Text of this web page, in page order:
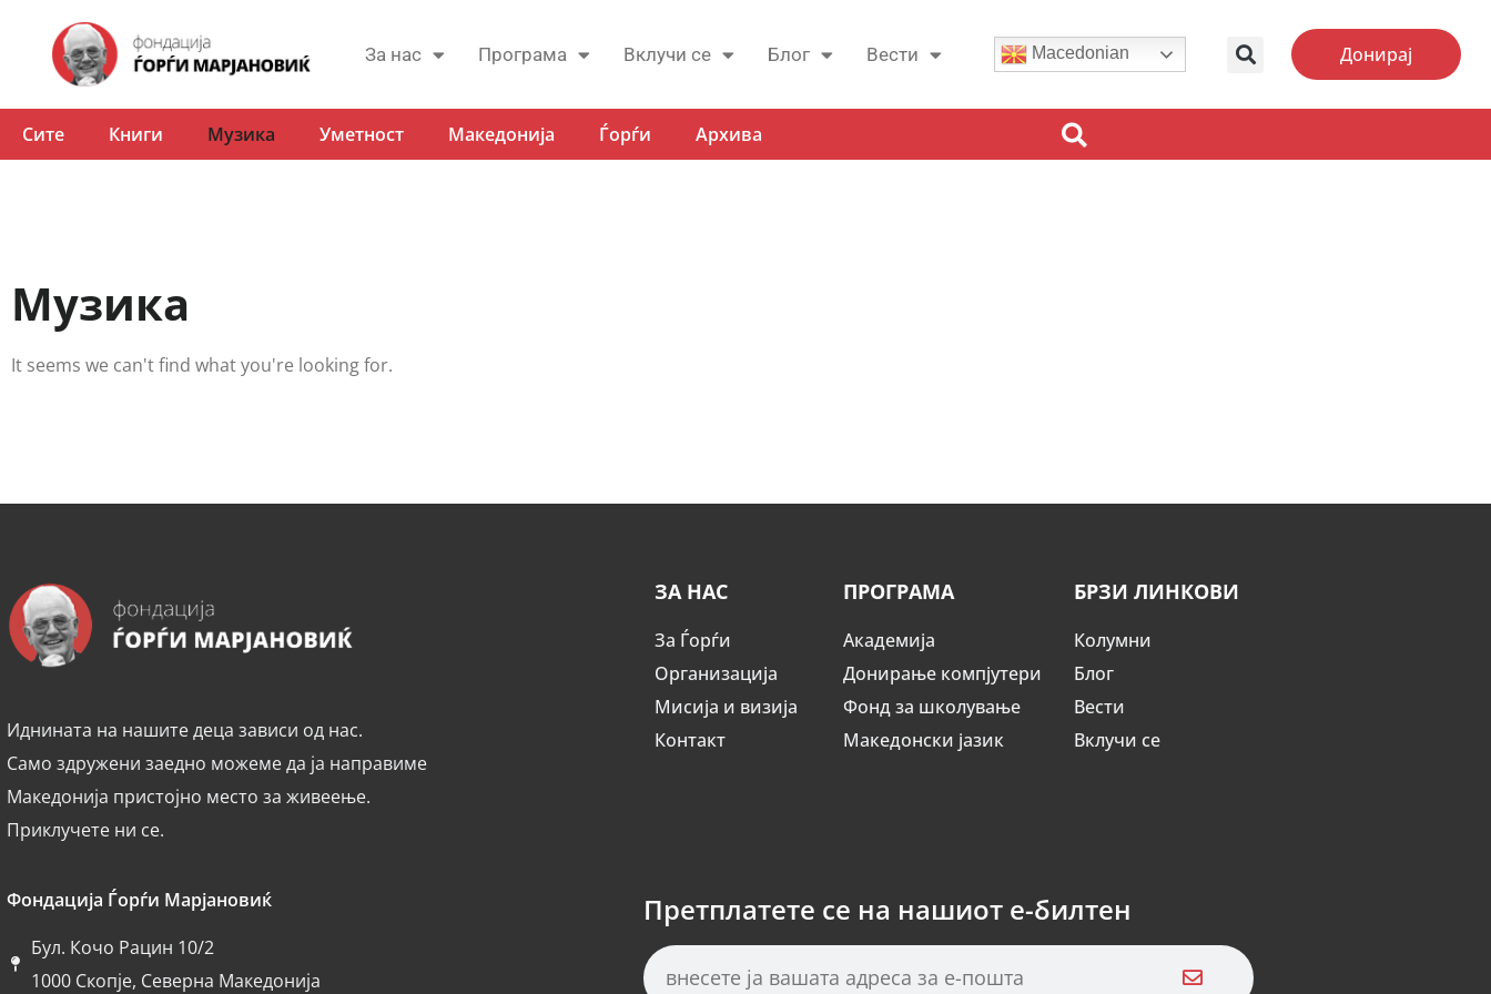
За нас Програма Вклучи се Блог Вести Macedonian Донирај
Сите Книги Музика Уметност Македонија Ѓорѓи Архива
Музика
It seems we can't find what you're looking for.
Иднината на нашите деца зависи од нас.
Само здружени заедно можеме да ја направиме
Македонија пристојно место за живеење.
Приклучете ни се.
ЗА НАС
За Ѓорѓи
Организација
Мисија и визија
Контакт
ПРОГРАМА
Академија
Донирање компјутери
Фонд за школување
Македонски јазик
БРЗИ ЛИНКОВИ
Колумни
Блог
Вести
Вклучи се
Фондација Ѓорѓи Марјановиќ
Бул. Кочо Рацин 10/2
1000 Скопје, Северна Македонија
Претплатете се на нашиот е-билтен